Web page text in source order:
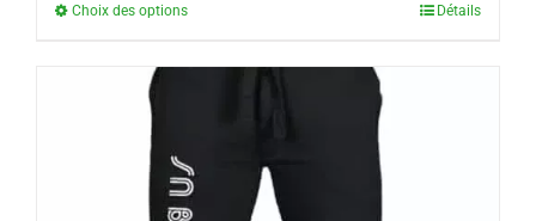
Choix des options Détails